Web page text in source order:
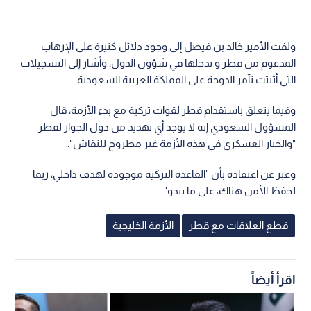
ولفت الأمير خالد بن فيصل إلى وجود دلائل كثيرة على الإرهاب
المدعوم من قطر و تدخلها في شؤون الدول، وأشار إلى التسجيلات
التي أثبتت تآمر الدوحة على المملكة العربية السعودية.
وفيما يتعلق باستقدام قطر لقوات تركية مع بدء الأزمة، قال
المسؤول السعودي إنه لا يوجد أي تهديد من دول الجوار لقطر
"والخيار العسكري في هذه الأزمة غير مطروح للنقاش".
وعبر عن اعتقاده بأن "القاعدة التركية موجودة لهدف داخلي، ربما
لحفظ الأمن هناك، على ما يبدو".
قطع العلاقات مع قطر الأزمة الخليجية
اقرأ أيضاً